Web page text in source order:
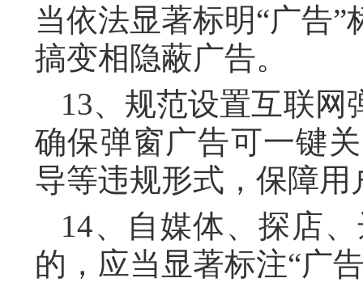
当依法显著标明“广告
搞变相隐蔽广告。
13、规范设置互联
确保弹窗广告可一键
导等违规形式，保障
14、自媒体、探店
的，应当显著标注“广